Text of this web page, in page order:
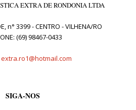
EXTRA DE RONDONIA LTDA
n° 3399 - CENTRO - VILHENA/RO
(69) 98467-0433
extra.ro1@hotmail.com
SIGA-NOS